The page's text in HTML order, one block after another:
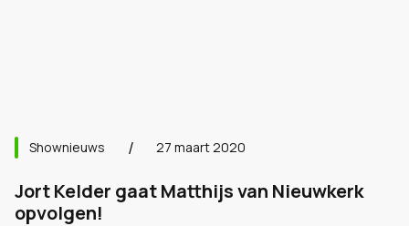
Shownieuws 27 maart 2020
Jort Kelder gaat Matthijs van Nieuwkerk
opvolgen!